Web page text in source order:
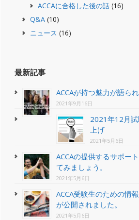
ACCAに合格した後の話 (16)
Q&A (10)
ニュース (16)
最新記事
ACCAが持つ魅力が語られ
2021年9月16日
2021年12月
上げ
2021年5月6日
ACCAの提供するサポー
てみましょう。
2021年5月6日
ACCA受験生のための情
が公開されました。
2021年5月6日